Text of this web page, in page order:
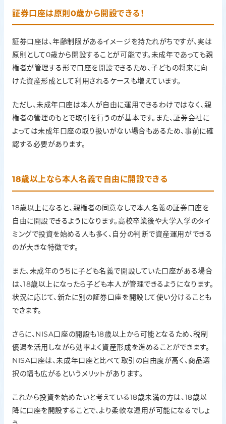
証券口座は原則0歳から開設できる！
証券口座は、年齢制限があるイメージを持たれがちですが、実は
原則として0歳から開設することが可能です。未成年であっても親
権者が管理する形で口座を開設できるため、子どもの将来に向
けた資産形成として利用されるケースも増えています。
ただし、未成年口座は本人が自由に運用できるわけではなく、親
権者の管理のもとで取引を行うのが基本です。また、証券会社に
よっては未成年口座の取り扱いがない場合もあるため、事前に確
認する必要があります。
18歳以上なら本人名義で自由に開設できる
18歳以上になると、親権者の同意なしで本人名義の証券口座を
自由に開設できるようになります。高校卒業後や大学入学のタイ
ミングで投資を始める人も多く、自分の判断で資産運用ができる
のが大きな特徴です。
また、未成年のうちに子ども名義で開設していた口座がある場合
は、18歳以上になったら子ども本人が管理できるようになります。
状況に応じて、新たに別の証券口座を開設して使い分けることも
できます。
さらに、NISA口座の開設も18歳以上から可能となるため、税制
優遇を活用しながら効率よく資産形成を進めることができます。
NISA口座は、未成年口座と比べて取引の自由度が高く、商品選
択の幅も広がるというメリットがあります。
これから投資を始めたいと考えている18歳未満の方は、18歳以
降に口座を開設することで、より柔軟な運用が可能になるでしょ